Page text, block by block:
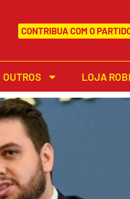
CONTRIBUA COM O
OUTROS LOJA